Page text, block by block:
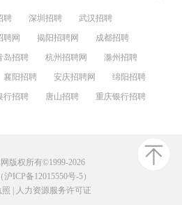
聘 深圳招聘
武汉招聘
聘网 揭阳招聘网
成都招聘
岛招聘 杭州招聘网
滁州招聘
襄阳招聘 安庆招聘网
绵阳招聘
行招聘 唐山招聘
重庆银行招聘
版权所有©1999-2026
沪ICP备12015550号-5）
照
人力资源服务许可证